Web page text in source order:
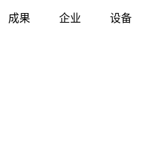
成果 企业 设备